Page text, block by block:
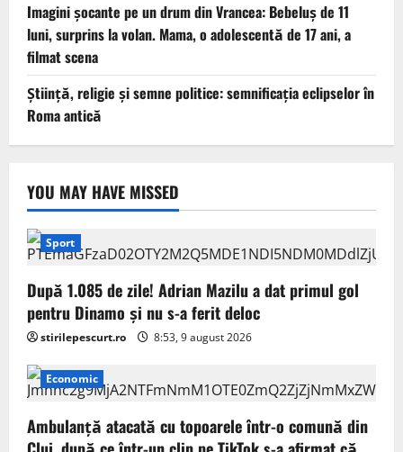
Imagini șocante pe un drum din Vrancea: Bebeluș de 11
luni, surprins la volan. Mama, o adolescentă de 17 ani, a
filmat scena
Știință, religie și semne politice: semnificația eclipselor în
Roma antică
YOU MAY HAVE MISSED
Sport
După 1.085 de zile! Adrian Mazilu a dat primul gol
pentru Dinamo și nu s-a ferit deloc
stirilepescurt.ro 8:53, 9 august 2026
Economic
Ambulanţă atacată cu topoarele într-o comună din